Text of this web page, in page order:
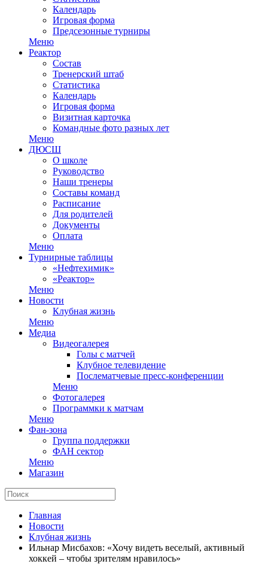
Календарь
Игровая форма
Предсезонные турниры
Меню
Реактор
Состав
Тренерский штаб
Статистика
Календарь
Игровая форма
Визитная карточка
Командные фото разных лет
Меню
ДЮСШ
О школе
Руководство
Наши тренеры
Составы команд
Расписание
Для родителей
Документы
Оплата
Меню
Турнирные таблицы
«Нефтехимик»
«Реактор»
Меню
Новости
Клубная жизнь
Меню
Медиа
Видеогалерея
Голы с матчей
Клубное телевидение
Послематчевые пресс-конференции
Меню
Фотогалерея
Программки к матчам
Меню
Фан-зона
Группа поддержки
ФАН сектор
Меню
Магазин
Главная
Новости
Клубная жизнь
Ильнар Мисбахов: «Хочу видеть веселый, активный
хоккей – чтобы зрителям нравилось»